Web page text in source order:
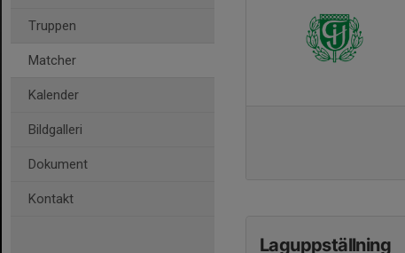
Truppen
Matcher
Kalender
Bildgalleri
Dokument
Kontakt
Laguppställning